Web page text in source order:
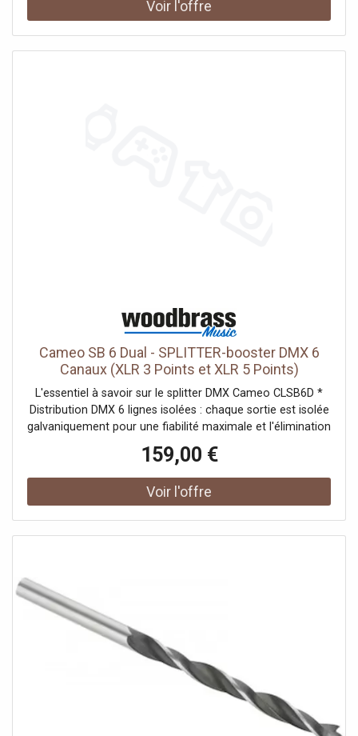
mm, Poids: 0,056 kg, Autres propriétés: Systèmes de
fermeture
Cameo SB 6 Dual - SPLITTER-booster DMX 6
Canaux (XLR 3 Points et XLR 5 Points)
L'essentiel à savoir sur le splitter DMX Cameo CLSB6D *
Distribution DMX 6 lignes isolées : chaque sortie est isolée
galvaniquement pour une fiabilité maximale et l'élimination
des boucles de masse. * Booster 19 pouces 1U : renforce
le signal DMX et le répartit proprement sur scène ou en
installation fixe. * Connectique complète en XLR 3 et 5
broches : entrées et renvois DMX Thru doublés,
plusieurs chaînes d'appareils d'éclairage sur de longues
distances. Idéal sur scène, en club, en théâtre, pour
l'événementiel (mariage, soirée), en régie mobile ou en
installation fixe dans un bar ou un restaurant, il garantit un
signal propre et une maintenance visuelle instantanée. À
qui s'adresse le Cameo CLSB6D ? Conçu pour les
régisseurs lumière, DJs mobiles, prestataires techniques,
exploitants de salles et intégrateurs, ce splitter/booster
convient à toute personne ayant besoin d'une distribution
159,00 €